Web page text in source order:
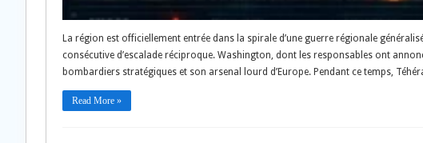
La région est officiellement entrée dans la spirale d’une guerre régionale
consécutive d’escalade réciproque. Washington, dont les responsables ont
bombardiers stratégiques et son arsenal lourd d’Europe. Pendant ce temps,
Read More »